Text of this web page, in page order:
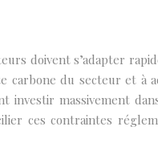
doivent s’adapter
carbone du secteur et
investir massivement
ces contraintes